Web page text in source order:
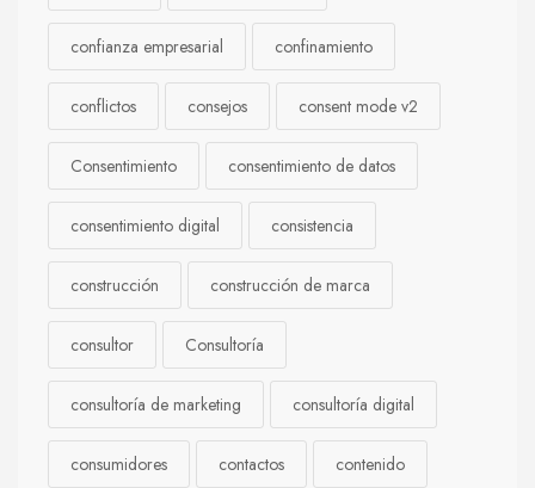
confianza empresarial confinamiento
conflictos consejos consent mode v2
Consentimiento consentimiento de datos
consentimiento digital consistencia
construcción construcción de marca
consultor Consultoría
consultoría de marketing consultoría digital
consumidores contactos contenido